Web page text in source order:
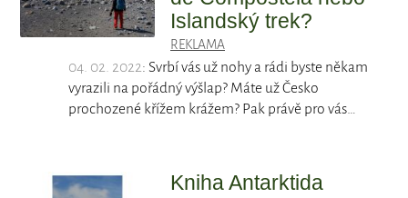
Islandský trek?
REKLAMA
04. 02. 2022: Svrbí vás už nohy a rádi byste někam
vyrazili na pořádný výšlap? Máte už Česko
prochozené křížem krážem? Pak právě pro vás…
Kniha Antarktida